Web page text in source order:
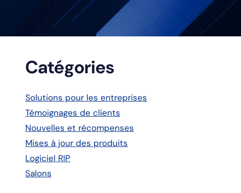
Barre
latérale
principale
Catégories
Solutions pour les entreprises
Témoignages de clients
Nouvelles et récompenses
Mises à jour des produits
Logiciel RIP
Salons